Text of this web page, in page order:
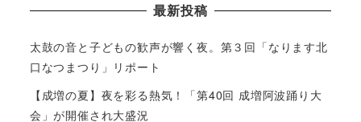
最新投稿
太鼓の音と子どもの歓声が響く夜。第３回「なります北
口なつまつり」リポート
【成増の夏】夜を彩る熱気！「第40回 成増阿波踊り大
会」が開催され大盛況